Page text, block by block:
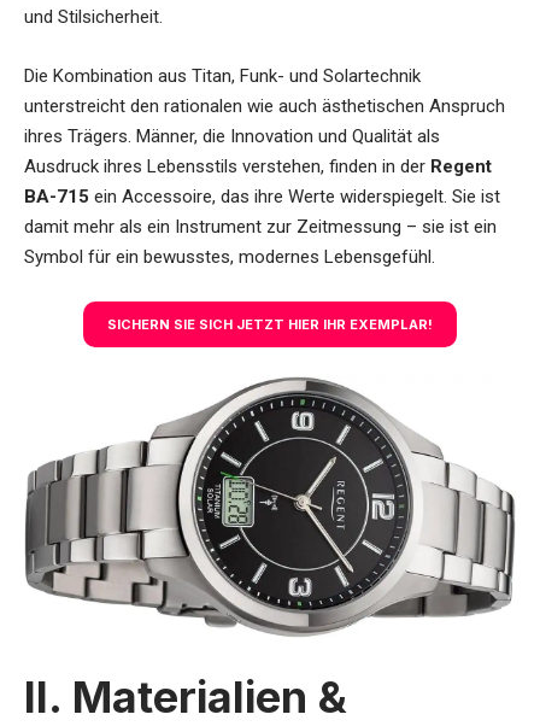
und Stilsicherheit.
Die Kombination aus Titan, Funk- und Solartechnik
unterstreicht den rationalen wie auch ästhetischen Anspruch
ihres Trägers. Männer, die Innovation und Qualität als
Ausdruck ihres Lebensstils verstehen, finden in der Regent
BA-715 ein Accessoire, das ihre Werte widerspiegelt. Sie ist
damit mehr als ein Instrument zur Zeitmessung – sie ist ein
Symbol für ein bewusstes, modernes Lebensgefühl.
SICHERN SIE SICH JETZT HIER IHR EXEMPLAR!
II. Materialien &